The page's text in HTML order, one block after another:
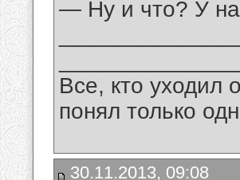
— Ну и что? У
Все, кто уходил
понял только
30.11.2013, 09:08